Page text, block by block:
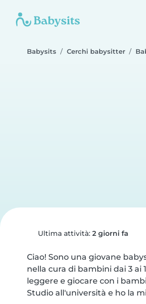
Babysits Cerchi babysitter
Ultima attività: 2 giorni fa
Ciao! Sono una giovane
nella cura di bambini dai 3 ai
leggere e giocare con i
Studio all'università e ho la